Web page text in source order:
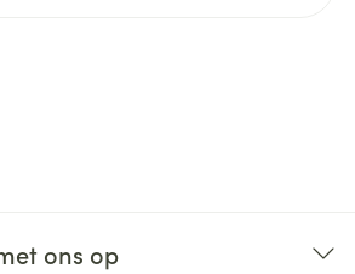
ingestie dient onmiddellijk
ons op